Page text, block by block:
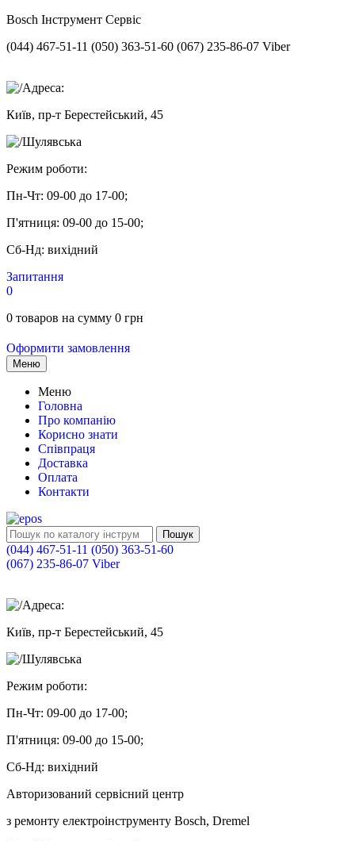
Bosch Інструмент Сервіс
(044) 467-51-11 (050) 363-51-60 (067) 235-86-07 Viber
Адреса:
Київ, пр-т Берестейський, 45
Шулявська
Режим роботи:
Пн-Чт: 09-00 до 17-00;
П'ятниця: 09-00 до 15-00;
Сб-Нд: вихідний
Запитання
0
0 товаров на сумму 0 грн
Оформити замовлення
Меню
Меню
Головна
Про компанію
Корисно знати
Співпраця
Доставка
Оплата
Контакти
Пошук
(044) 467-51-11 (050) 363-51-60
(067) 235-86-07 Viber
Адреса:
Київ, пр-т Берестейський, 45
Шулявська
Режим роботи:
Пн-Чт: 09-00 до 17-00;
П'ятниця: 09-00 до 15-00;
Сб-Нд: вихідний
Авторизований сервісний центр
з ремонту електроінструменту Bosch, Dremel